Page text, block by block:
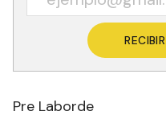
Pre Laborde